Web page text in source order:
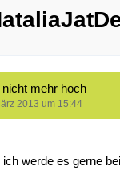
mehr hoch
2013 um 15:44
werde es gerne